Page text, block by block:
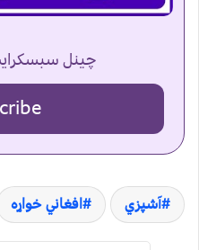
چینل
آشپزي افغاني خواړه